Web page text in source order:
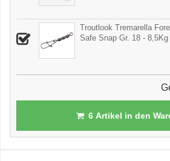
Troutlook Tremarella
Safe Snap Gr. 18 -
6Artikel in den